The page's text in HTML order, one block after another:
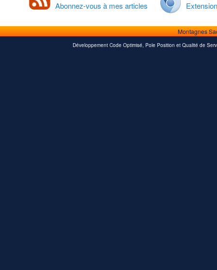
Abonnez-vous à mes articles
Montagnes
Développement Code Optimisé, Pole Position et Qualité de